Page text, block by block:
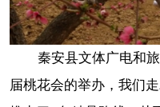
秦安县文体广电和旅
届桃花会的举办，我们